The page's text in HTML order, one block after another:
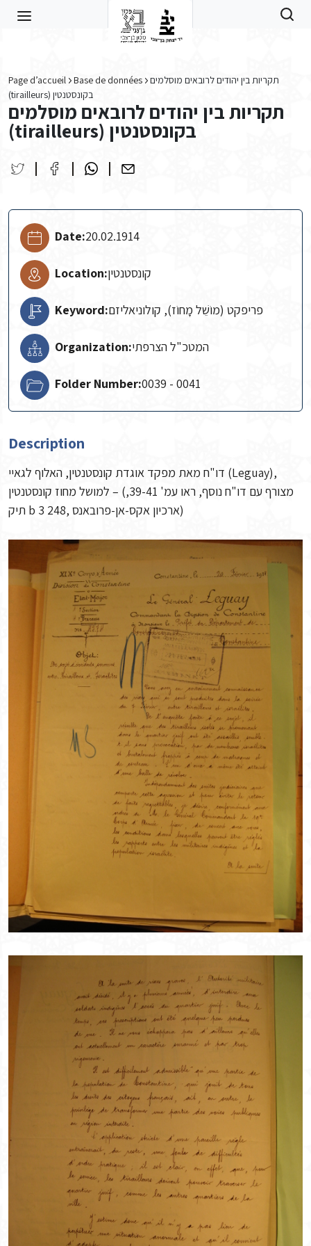
Page d’accueil Base de données
תקריות בין יהודים לרובאים מוסלמים
(tirailleurs) בקונסטנטין
תקריות בין יהודים לרובאים מוסלמים
(tirailleurs) בקונסטנטין
Date:20.02.1914
Location:קונסטנטין
Keyword:פריפקט (מוֹשֵׁל מָחוֹז), קולוניאליזם
Organization:המטכ"ל הצרפתי
Folder Number:0039 - 0041
Description
דו"ח מאת מפקד אוגדת קונסטנטין, האלוף לגאיי (Leguay),
למושל מחוז קונסטנטין – (מצורף עם דו"ח נוסף, ראו עמ' 39-41,
תיק b 3 248, ארכיון אקס-אן-פרובאנס)